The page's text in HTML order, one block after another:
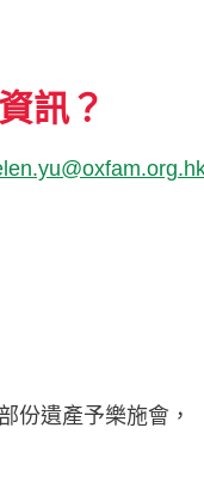
訊？
份遺產予樂施會，